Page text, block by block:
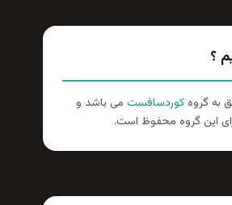
؟
به گروهکوردسافست می باشد و
این گروه محفوظ است.